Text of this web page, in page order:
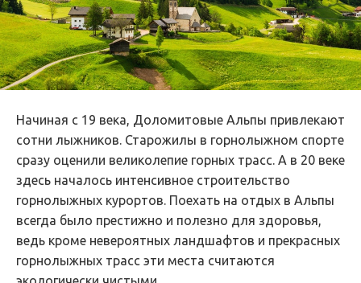
Начиная с 19 века, Доломитовые Альпы привлекают
сотни лыжников. Старожилы в горнолыжном спорте
сразу оценили великолепие горных трасс. А в 20 веке
здесь началось интенсивное строительство
горнолыжных курортов. Поехать на отдых в Альпы
всегда было престижно и полезно для здоровья,
ведь кроме невероятных ландшафтов и прекрасных
горнолыжных трасс эти места считаются